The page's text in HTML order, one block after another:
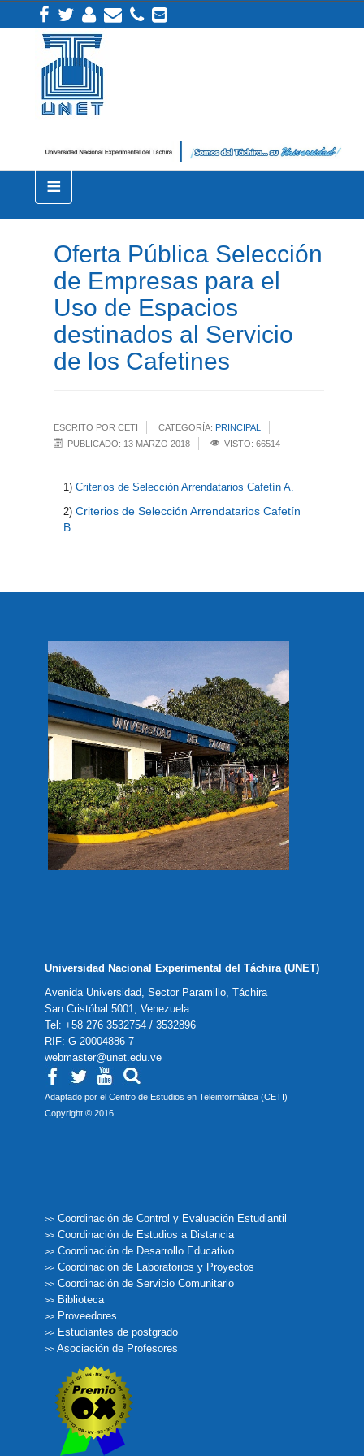
≡
Oferta Pública Selección
de Empresas para el
Uso de Espacios
destinados al Servicio
de los Cafetines
ESCRITO POR CETI CATEGORÍA: PRINCIPAL
PUBLICADO: 13 MARZO 2018
VISTO: 66514
1)Criterios de Selección Arrendatarios Cafetín A.
2)Criterios de Selección Arrendatarios Cafetín
B.
Universidad Nacional Experimental del Táchira (UNET)
Avenida Universidad, Sector Paramillo, Táchira
San Cristóbal 5001, Venezuela
Tel: +58 276 3532754 / 3532896
RIF: G-20004886-7
webmaster@unet.edu.ve
Adaptado por el Centro de Estudios en Teleinformática (CETI)
Copyright © 2016
>> Coordinación de Control y Evaluación Estudiantil
>> Coordinación de Estudios a Distancia
>> Coordinación de Desarrollo Educativo
>> Coordinación de Laboratorios y Proyectos
>> Coordinación de Servicio Comunitario
>> Biblioteca
>> Proveedores
>> Estudiantes de postgrado
>> Asociación de Profesores